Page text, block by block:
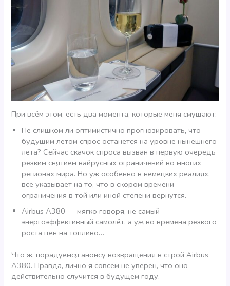
При всём этом, есть два момента, которые меня смущают:
Не слишком ли оптимистично прогнозировать, что
будущим летом спрос останется на уровне нынешнего
лета? Сейчас скачок спроса вызван в первую очередь
резким снятием вайрусных ограничений во многих
регионах мира. Но уж особенно в немецких реалиях,
всё указывает на то, что в скором времени
ограничения в той или иной степени вернутся.
Airbus A380 — мягко говоря, не самый
энергоэффективный самолёт, а уж во времена резкого
роста цен на топливо…
Что ж, порадуемся анонсу возвращения в строй Airbus
A380. Правда, лично я совсем не уверен, что оно
действительно случится в будущем году.